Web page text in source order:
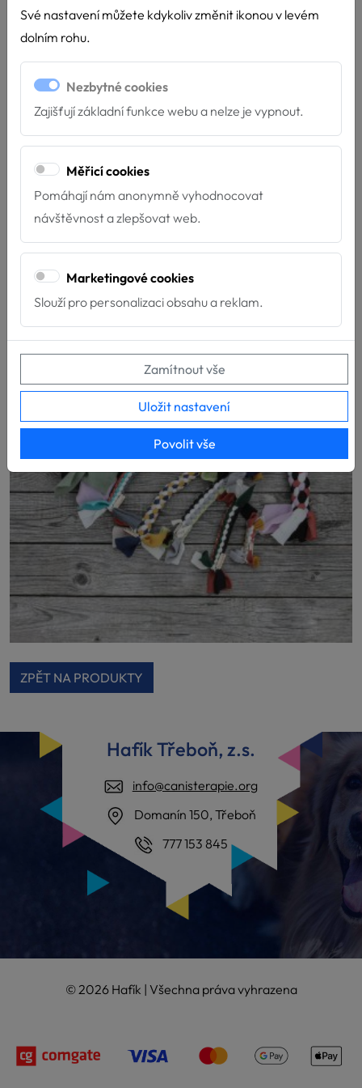
Cena: již od 20 Kč s DPH
Varianta
Koupit VLOŽIT DO KOŠÍKU
ZPĚT NA PRODUKTY
Hafík Třeboň, z.s.
info@canisterapie.org
Domanín 150, Třeboň
777 153 845
© 2026 Hafík | Všechna práva vyhrazena
Své nastavení můžete kdykoliv změnit ikonou v levém
dolním rohu.
Nezbytné cookies
Zajišťují základní funkce webu a nelze je vypnout.
Měřicí cookies
Pomáhají nám anonymně vyhodnocovat
návštěvnost a zlepšovat web.
Marketingové cookies
Slouží pro personalizaci obsahu a reklam.
Zamítnout vše
Uložit nastavení
Povolit vše